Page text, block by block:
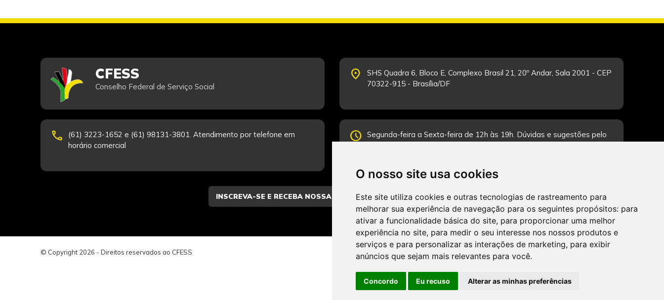
O nosso site usa cookies
Este site utiliza cookies e outras tecnologias de rastreamento para
melhorar sua experiência de navegação para os seguintes propósitos: para
ativar a funcionalidade básica do site, para proporcionar uma melhor
experiência no site, para medir o seu interesse nos nossos produtos e
serviços e para personalizar as interações de marketing, para exibir
anúncios que sejam mais relevantes para você.
Concordo Eu recuso Alterar as minhas preferências
CFESS
Conselho Federal de Serviço Social
place
SHS Quadra 6, Bloco E, Complexo Brasil 21, 20º Andar, Sala 2001 - CEP
70322-915 - Brasília/DF
phone
(61) 3223-1652 e (61) 98131-3801. Atendimento por telefone em
horário comercial
schedule Segunda-feira a Sexta-feira de 12h às 19h. Dúvidas e sugestões pelo
CADASTRAR
© Copyright 2026 - Direitos reservados ao CFESS